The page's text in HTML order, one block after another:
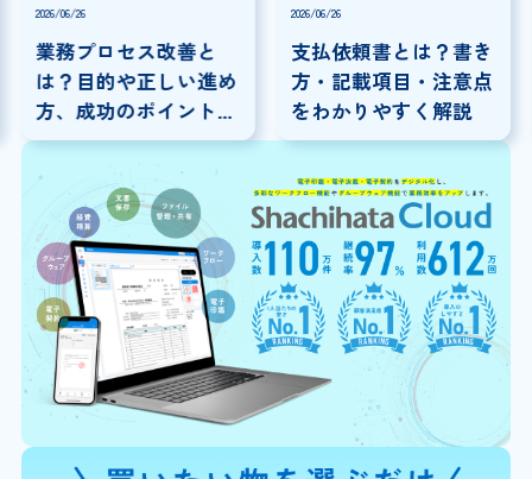
2026/06/26
業務プロセス改善と
は？目的や正しい進め
方、成功のポイントを
解説
2026/06/26
支払依頼書とは？書き
方・記載項目・注意点
をわかりやすく解説